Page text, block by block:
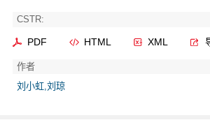
CSTR:
PDF HTML XML
作者
刘小虹,刘琼